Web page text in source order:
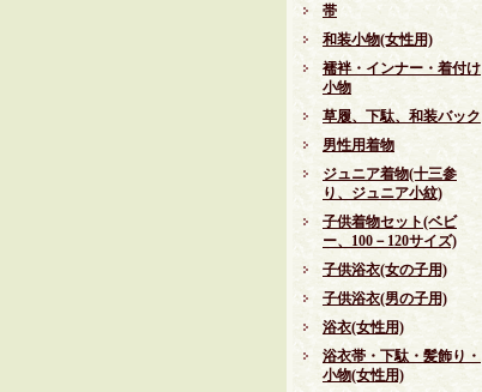
帯
和装小物(女性用)
襦袢・インナー・着付け
小物
草履、下駄、和装バック
男性用着物
ジュニア着物(十三参
り、ジュニア小紋)
子供着物セット(ベビ
ー、100－120サイズ)
子供浴衣(女の子用)
子供浴衣(男の子用)
浴衣(女性用)
浴衣帯・下駄・髪飾り・
小物(女性用)